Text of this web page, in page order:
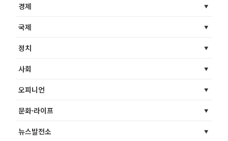
경제
국제
정치
사회
오피니언
문화·라이프
뉴스발전소